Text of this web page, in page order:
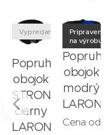
Popruhový
obojok
STRONG
čierny
LARON
Vypredané
obojok
modrý
LARON
Pripravené
na výrobu
Cena od